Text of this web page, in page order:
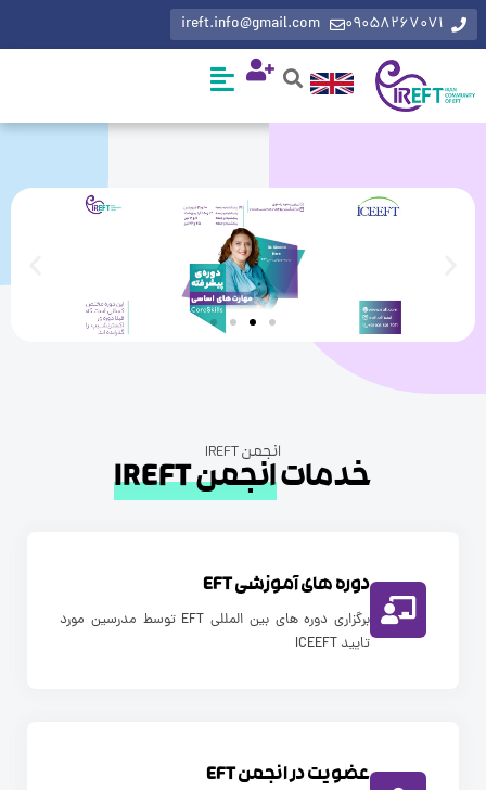
ireft.info@gmail.com
خدماتانجمن IREFT
دوره های آموزشی EFT
برگزاری دوره های بین المللی EFT توسط مدرسین مورد
تایید ICEEFT
عضویت در انجمن EFT